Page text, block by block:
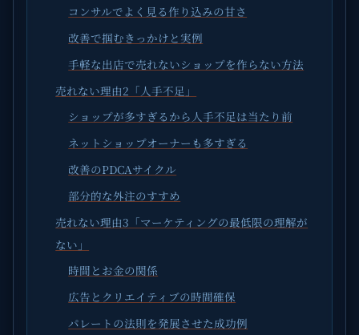
コンサルでよく見る作り込みの甘さ
改善で掴むきっかけと実例
手軽な出店で売れないショップを作らない方法
売れない理由2「人手不足」
ショップが多すぎるから人手不足は当たり前
ネットショップオーナーも多すぎる
改善のPDCAサイクル
部分的な外注のすすめ
売れない理由3「マーケティングの最低限の理解が
ない」
時間とお金の関係
広告とクリエイティブの時間確保
パレートの法則を発展させた成功例